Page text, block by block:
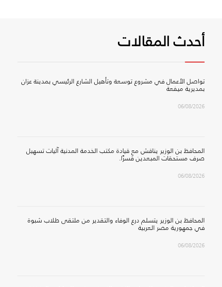
أحدث المقالات
تواصل الأعمال في مشروع توسعة وتأهيل الشارع الرئيسي بمدينة عزان
بمديرية ميفعة
06/08/2026
المحافظ بن الوزير يناقش مع قيادة مكتب الخدمة المدنية آليات تسهيل
صرف مستحقات المبعدين قسرًا.
06/08/2026
المحافظ بن الوزير يتسلم درع الوفاء والتقدير من ملتقى طلاب شبوة
في جمهورية مصر العربية
06/08/2026